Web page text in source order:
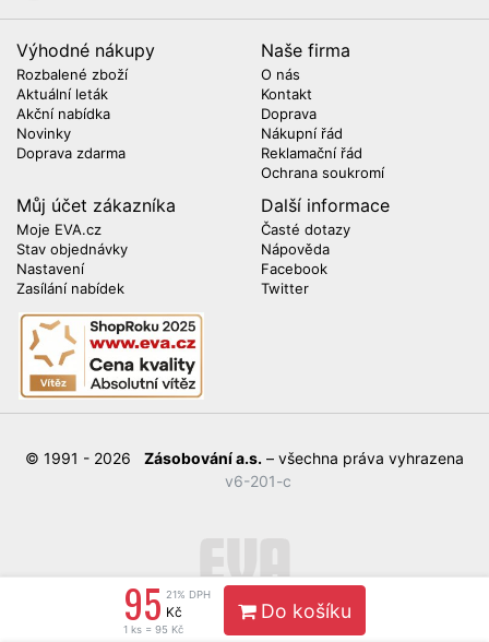
95 21% DPH
Kč
1 ks = 95 Kč
Do košíku
Výhodné nákupy
Rozbalené zboží
Aktuální leták
Akční nabídka
Novinky
Doprava zdarma
Naše firma
O nás
Kontakt
Doprava
Nákupní řád
Reklamační řád
Ochrana soukromí
Můj účet zákazníka
Moje EVA.cz
Stav objednávky
Nastavení
Zasílání nabídek
Další informace
Časté dotazy
Nápověda
Facebook
Twitter
© 1991 - 2026 Zásobování a.s. – všechna práva vyhrazena
v6-201-c